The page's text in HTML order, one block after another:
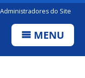
Administradores do Site
MENU